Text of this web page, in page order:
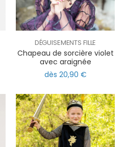
DÉGUISEMENTS FILLE
Chapeau de sorcière violet
avec araignée
dès 20,90 €